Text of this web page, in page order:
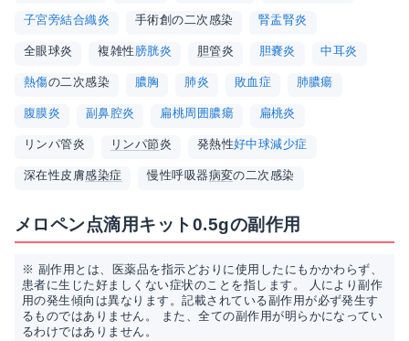
子宮旁結合織炎 手術創の二次感染 腎盂腎炎
全眼球炎 複雑性 膀胱炎 胆管炎 胆嚢炎 中耳炎
熱傷の二次感染 膿胸 肺炎 敗血症 肺膿瘍
腹膜炎 副鼻腔炎 扁桃周囲膿瘍 扁桃炎
リンパ管炎 リンパ節炎 発熱性好中球減少症
深在性皮膚感染症 慢性呼吸器病変の二次感染
メロペン点滴用キット0.5gの副作用
※ 副作用とは、医薬品を指示どおりに使用したにもかかわらず、
患者に生じた好ましくない症状のことを指します。 人により副作
用の発生傾向は異なります。記載されている副作用が必ず発生す
るものではありません。 また、全ての副作用が明らかになってい
るわけではありません。